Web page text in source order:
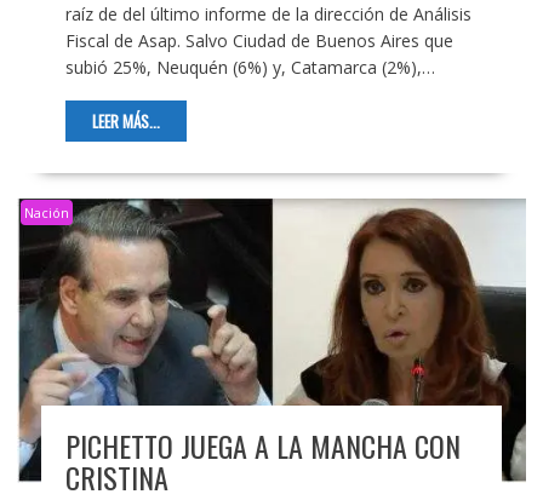
raíz de del último informe de la dirección de Análisis
Fiscal de Asap. Salvo Ciudad de Buenos Aires que
subió 25%, Neuquén (6%) y, Catamarca (2%),…
LEER MÁS...
Nación
PICHETTO JUEGA A LA MANCHA CON
CRISTINA